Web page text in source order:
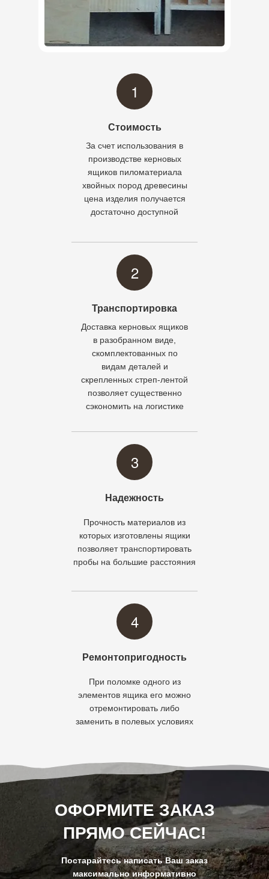
1
Стоимость
За счет использования в
производстве керновых
ящиков пиломатериала
хвойных пород древесины
цена изделия получается
достаточно доступной
2
Транспортировка
Доставка керновых ящиков
в разобранном виде,
скомплектованных по
видам деталей и
скрепленных стреп-лентой
позволяет существенно
сэкономить на логистике
4
Ремонтопригодность
При поломке одного из
элементов ящика его можно
отремонтировать либо
заменить в полевых условиях
3
Надежность
Прочность материалов из
которых изготовлены ящики
позволяет транспортировать
пробы на большие расстояния
ОФОРМИТЕ ЗАКАЗ
ПРЯМО СЕЙЧАС!
Постарайтесь написать Ваш заказ
максимально информативно